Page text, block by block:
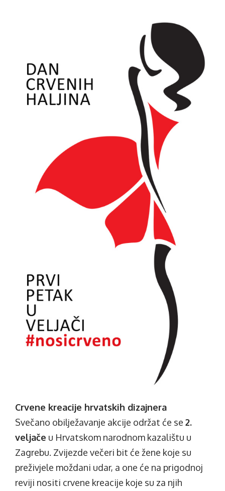
Crvene kreacije hrvatskih dizajnera
Svečano obilježavanje akcije održat će se 2.
veljače u Hrvatskom narodnom kazalištu u
Zagrebu. Zvijezde večeri bit će žene koje su
preživjele moždani udar, a one će na prigodnoj
reviji nositi crvene kreacije koje su za njih